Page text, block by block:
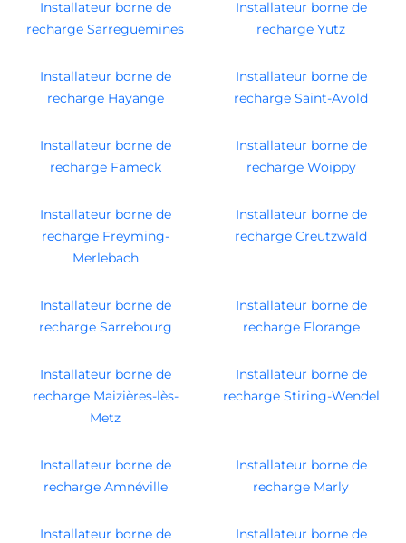
Installateur borne de
recharge Sarreguemines
Installateur borne de
recharge Yutz
Installateur borne de
recharge Hayange
Installateur borne de
recharge Saint-Avold
Installateur borne de
recharge Fameck
Installateur borne de
recharge Woippy
Installateur borne de
recharge Freyming-
Merlebach
Installateur borne de
recharge Creutzwald
Installateur borne de
recharge Sarrebourg
Installateur borne de
recharge Florange
Installateur borne de
recharge Maizières-lès-
Metz
Installateur borne de
recharge Stiring-Wendel
Installateur borne de
recharge Amnéville
Installateur borne de
recharge Marly
Installateur borne de
Installateur borne de